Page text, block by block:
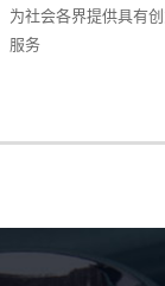
为社会各界提供具有
服务